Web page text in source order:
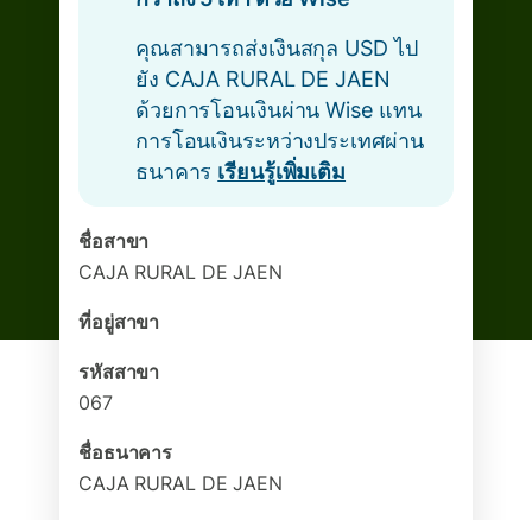
คุณสามารถส่งเงินสกุล USD ไป
ยัง CAJA RURAL DE JAEN
ด้วยการโอนเงินผ่าน Wise แทน
การโอนเงินระหว่างประเทศผ่าน
ธนาคาร เรียนรู้เพิ่มเติม
ชื่อสาขา
CAJA RURAL DE JAEN
ที่อยู่สาขา
รหัสสาขา
067
ชื่อธนาคาร
CAJA RURAL DE JAEN